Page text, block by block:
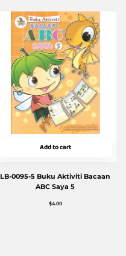
Add to cart
LB-0095-5 Buku Aktiviti Bacaan
ABC Saya 5
$4.00